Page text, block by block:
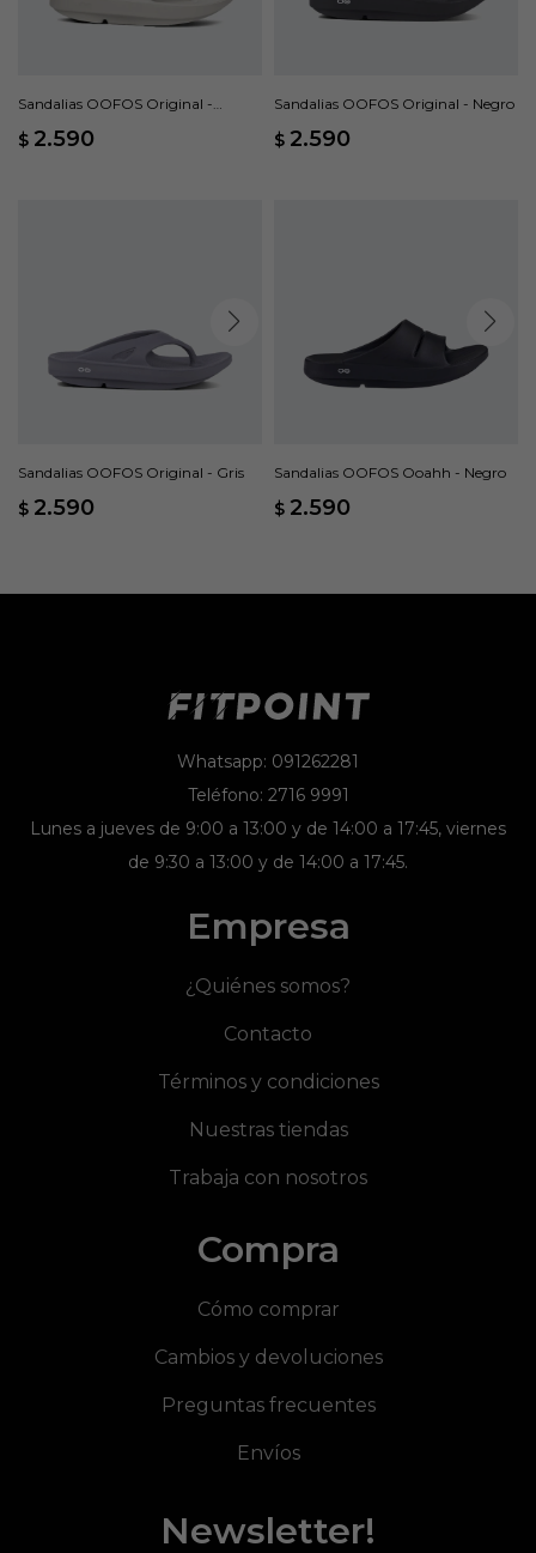
Sandalias OOFOS Original -
$ 2.590
Sandalias OOFOS Original - Negro
$ 2.590
Sandalias OOFOS Original - Gris
$ 2.590
Sandalias OOFOS Ooahh - Negro
$ 2.590
Whatsapp: 091262281
Teléfono: 2716 9991
Lunes a jueves de 9:00 a 13:00 y de 14:00 a 17:45, viernes
de 9:30 a 13:00 y de 14:00 a 17:45.
Empresa
¿Quiénes somos?
Contacto
Términos y condiciones
Nuestras tiendas
Trabaja con nosotros
Compra
Cómo comprar
Cambios y devoluciones
Preguntas frecuentes
Envíos
Newsletter!